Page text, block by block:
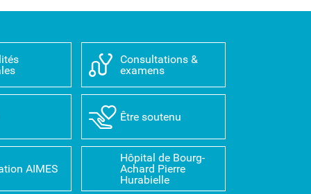
Consultations &
examens
Être soutenu
AIMES
Hôpital de Bourg-
Achard Pierre
Hurabielle